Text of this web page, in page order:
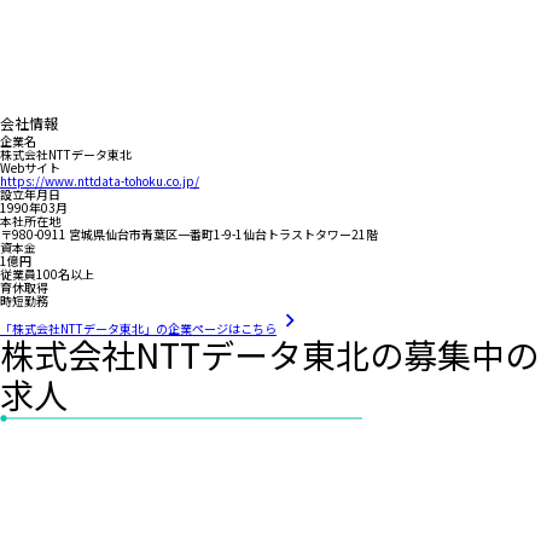
会社情報
企業名
株式会社NTTデータ東北
Webサイト
https://www.nttdata-tohoku.co.jp/
設立年月日
1990年03月
本社所在地
〒980-0911 宮城県仙台市青葉区一番町1-9-1仙台トラストタワー21階
資本金
1億円
従業員100名以上
育休取得
時短勤務
「株式会社NTTデータ東北」の企業ページはこちら
株式会社NTTデータ東北の募集中の
求人